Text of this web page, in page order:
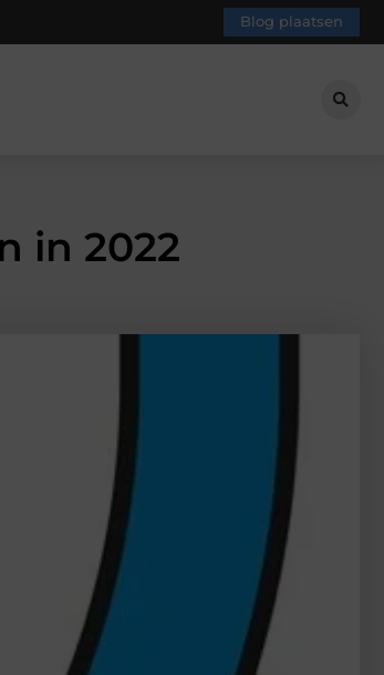
Blog plaatsen
in 2022